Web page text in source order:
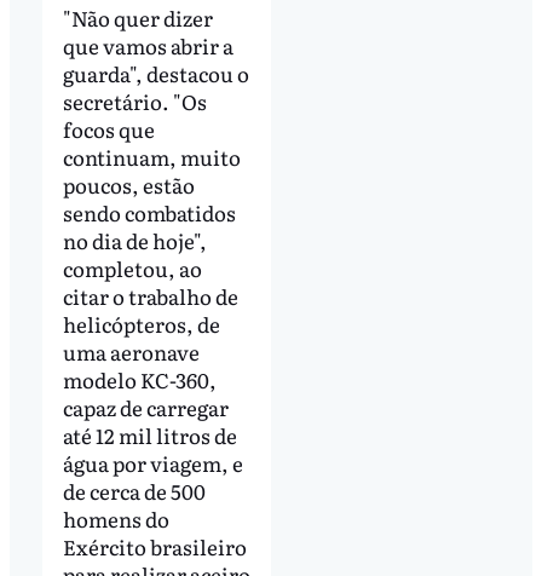
"Não quer dizer
que vamos abrir a
guarda", destacou o
secretário. "Os
focos que
continuam, muito
poucos, estão
sendo combatidos
no dia de hoje",
completou, ao
citar o trabalho de
helicópteros, de
uma aeronave
modelo KC-360,
capaz de carregar
até 12 mil litros de
água por viagem, e
de cerca de 500
homens do
Exército brasileiro